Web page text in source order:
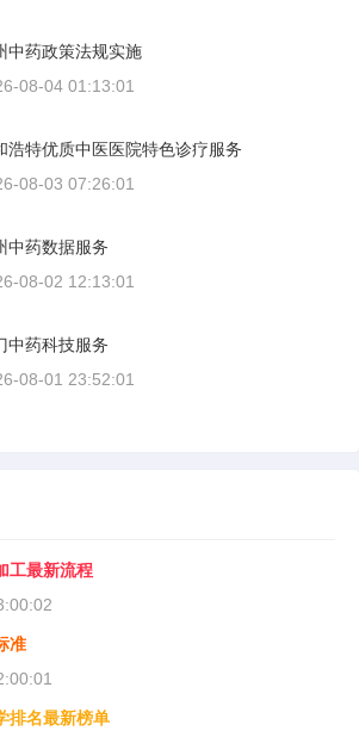
中药政策法规实施
08-04 01:13:01
浩特优质中医医院特色诊疗服务
08-03 07:26:01
中药数据服务
08-02 12:13:01
中药科技服务
08-01 23:52:01
工最新流程
准
排名最新榜单